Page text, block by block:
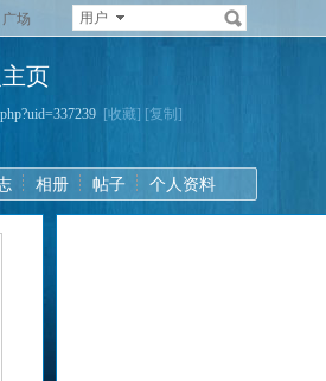
广场 用户
页
[收藏] [复制]
相册 帖子 个人资料